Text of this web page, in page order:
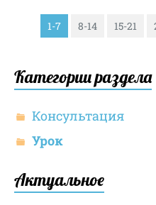
1-7 8-14 15-21
Категории раздела
Консультация
Урок
Актуальное